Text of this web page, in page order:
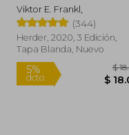
Viktor E. Frankl,
(344)
Herder, 2020, 3 Edición,
Tapa Blanda, Nuevo